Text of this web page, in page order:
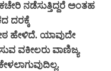
ನಡೆಸುತ್ತಿದ್ದರೆ ಅಂತಹ
ದರಕ್ಕೆ
ಹೇಳಿದೆ. ಯಾವುದೇ
ವಕೀಲರು ವಾಣಿಜ್ಯ